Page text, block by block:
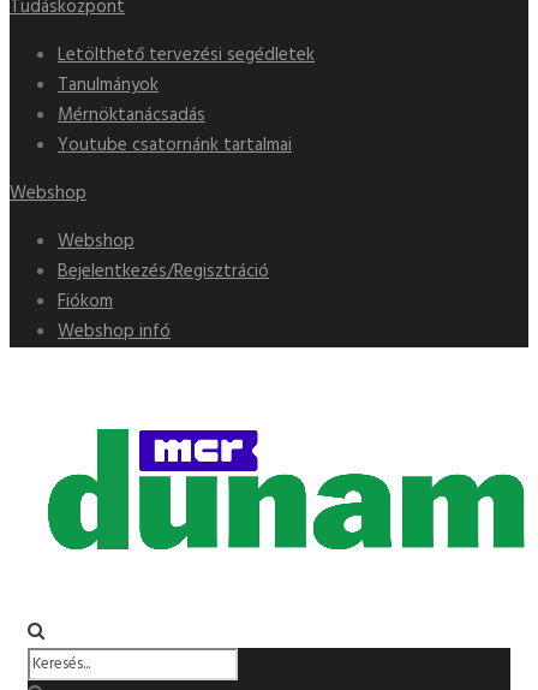
Tudásközpont
Letölthető tervezési segédletek
Tanulmányok
Mérnöktanácsadás
Youtube csatornánk tartalmai
Webshop
Webshop
Bejelentkezés/Regisztráció
Fiókom
Webshop infó